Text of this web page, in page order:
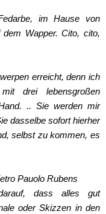
im Hause von
Wapper. Cito, cito,
erreicht, denn ich
drei lebensgroßen
.. Sie werden mir
dasselbe sofort hierher
selbst zu kommen, es
Pauolo Rubens
dass alles gut
oder Skizzen in den